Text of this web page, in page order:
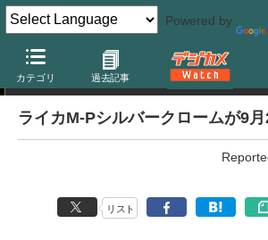
Powered by
カテゴリ 過去記事
ニュース
ライカM-Pシルバークロームが9
リスト